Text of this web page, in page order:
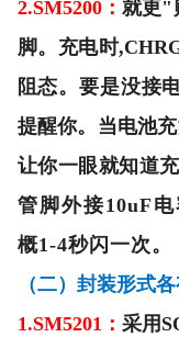
2.SM5200：就更"
脚。充电时
阻态。要是没接
提醒你。当电池
让你一眼就知道
管脚外接10uF
概1-4秒闪一次。
（二）封装形式
1.SM5201： 采用